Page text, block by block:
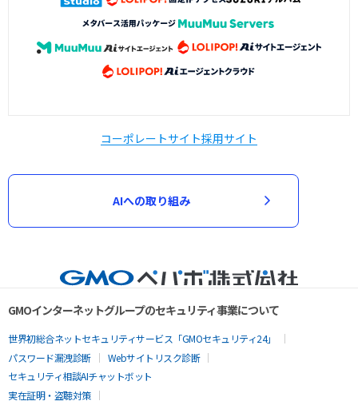
コーポレートサイト採用サイト
AIへの取り組み
GMOインターネットグループのセキュリティ事業について
世界初総合ネットセキュリティサービス「GMOセキュリティ24」
パスワード漏洩診断
Webサイトリスク診断
セキュリティ相談AIチャットボット
実在証明・盗聴対策